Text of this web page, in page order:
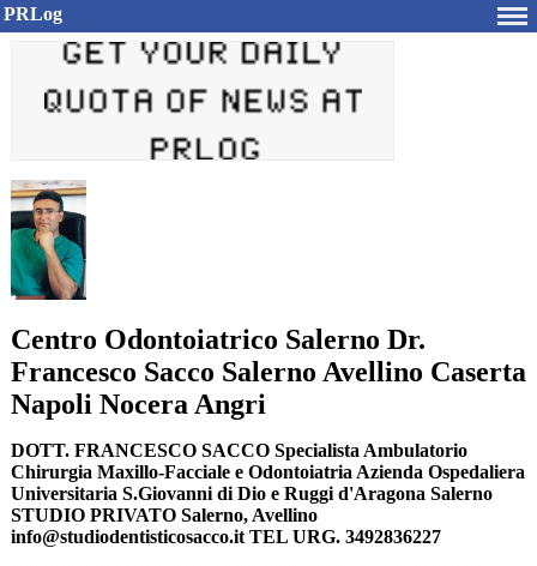
PRLog
Centro Odontoiatrico Salerno Dr.
Francesco Sacco Salerno Avellino Caserta
Napoli Nocera Angri
DOTT. FRANCESCO SACCO Specialista Ambulatorio
Chirurgia Maxillo-Facciale e Odontoiatria Azienda Ospedaliera
Universitaria S.Giovanni di Dio e Ruggi d'Aragona Salerno
STUDIO PRIVATO Salerno, Avellino
info@studiodentisticosacco.it TEL URG. 3492836227